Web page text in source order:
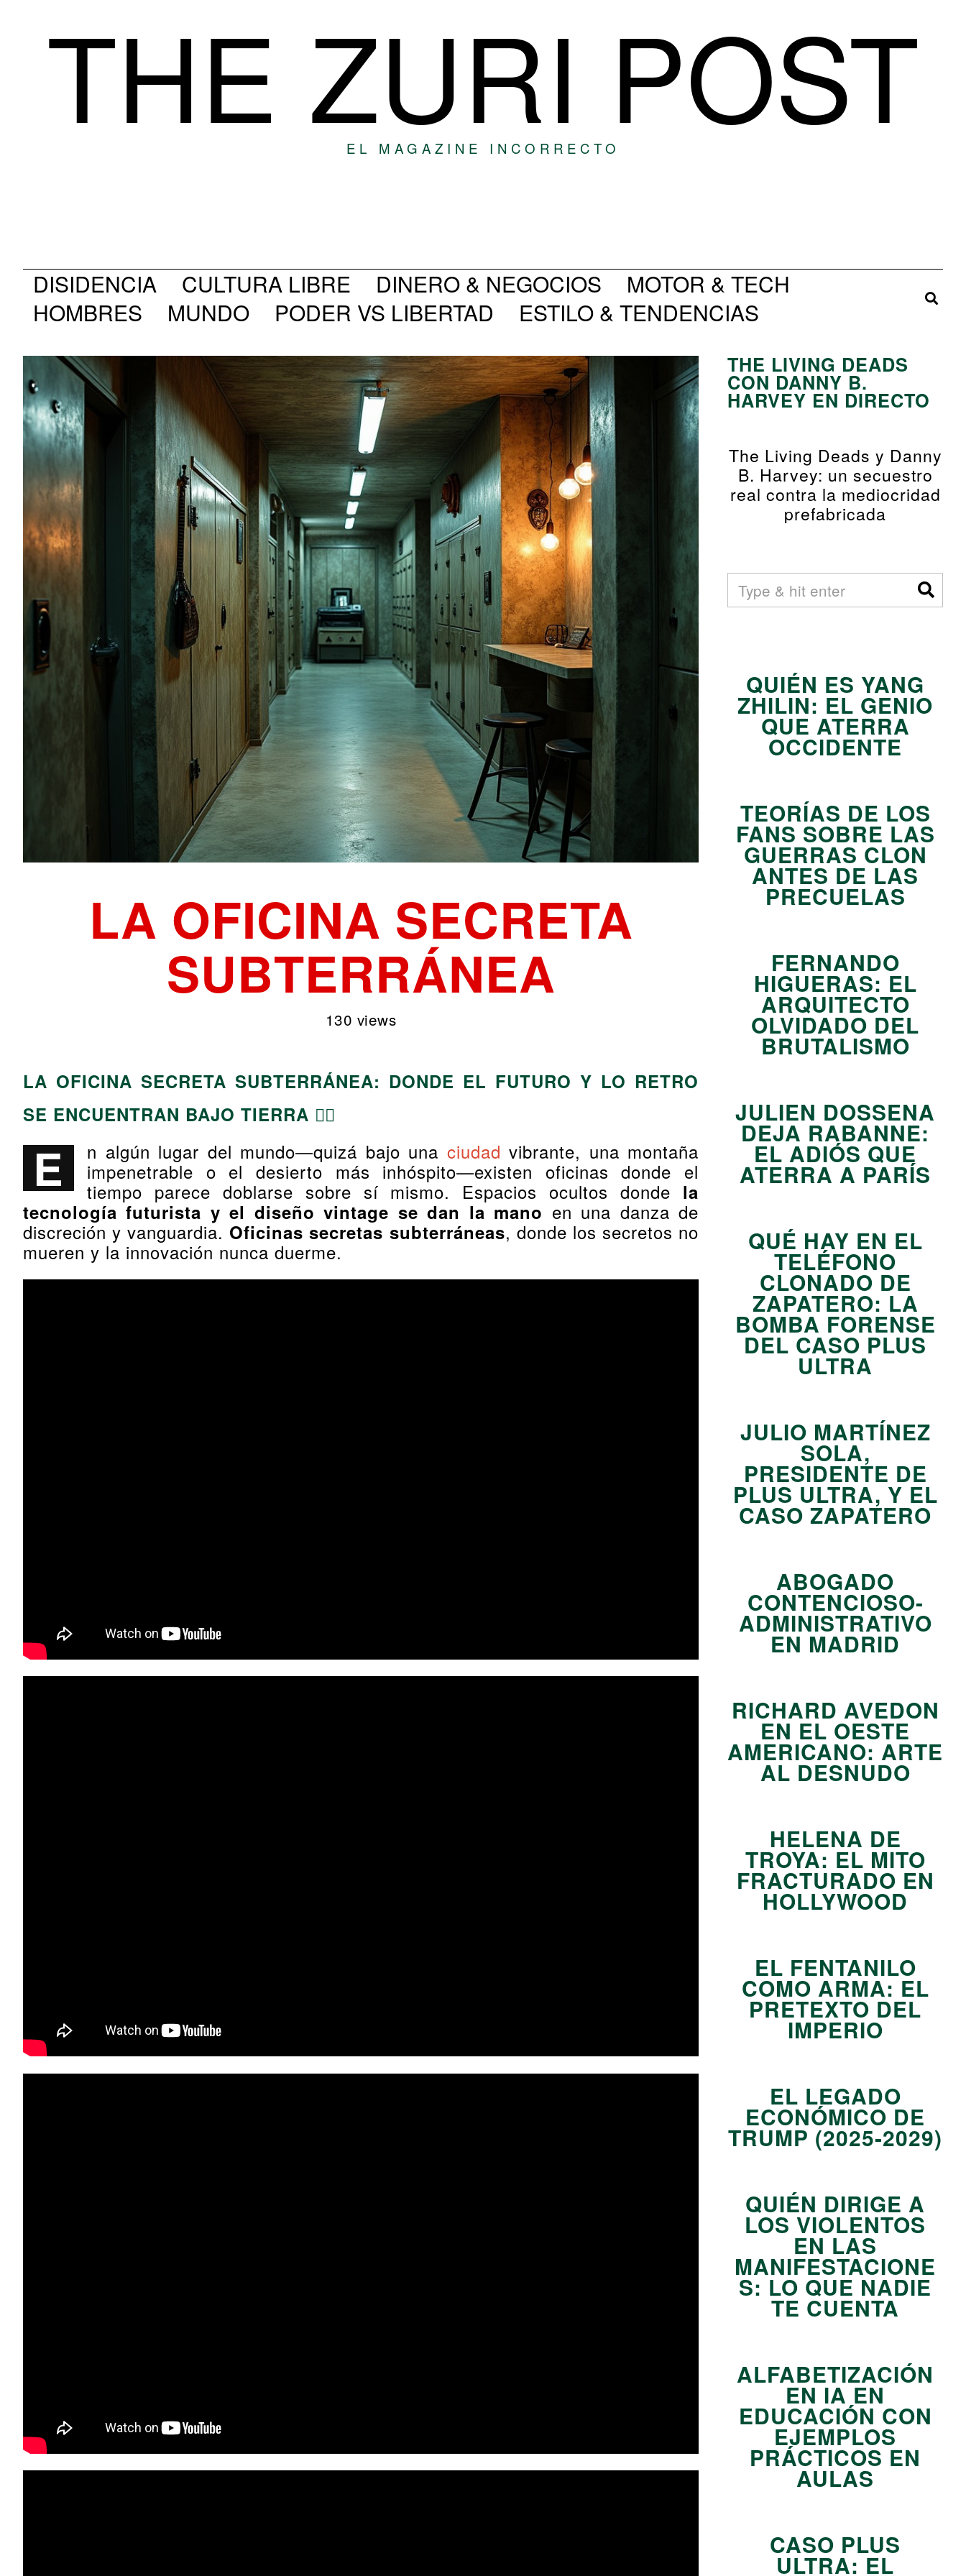
THE ZURI POST
EL MAGAZINE INCORRECTO
DISIDENCIA CULTURA LIBRE DINERO & NEGOCIOS
MOTOR & TECH
HOMBRES
MUNDO PODER VS LIBERTAD ESTILO & TENDENCIAS
LA OFICINA SECRETA
SUBTERRÁNEA
130 views
LA OFICINA SECRETA SUBTERRÁNEA: DONDE EL FUTURO Y LO RETRO
SE ENCUENTRAN BAJO TIERRA 🕵️‍♂️
E n algún lugar del mundo—quizá bajo una ciudad vibrante, una montaña
impenetrable o el desierto más inhóspito—existen oficinas donde el
tiempo parece doblarse sobre sí mismo. Espacios ocultos donde la
tecnología futurista y el diseño vintage se dan la mano en una danza de
discreción y vanguardia. Oficinas secretas subterráneas, donde los secretos no
mueren y la innovación nunca duerme.
THE LIVING DEADS
CON DANNY B.
HARVEY EN DIRECTO
The Living Deads y Danny
B. Harvey: un secuestro
real contra la mediocridad
prefabricada
QUIÉN ES YANG
ZHILIN: EL GENIO
QUE ATERRA
OCCIDENTE
02
TEORÍAS DE LOS
FANS SOBRE LAS
GUERRAS CLON
ANTES DE LAS
PRECUELAS
03
FERNANDO
HIGUERAS: EL
ARQUITECTO
OLVIDADO DEL
BRUTALISMO
04
JULIEN DOSSENA
DEJA RABANNE:
EL ADIÓS QUE
ATERRA A PARÍS
05
QUÉ HAY EN EL
TELÉFONO
CLONADO DE
ZAPATERO: LA
BOMBA FORENSE
DEL CASO PLUS
ULTRA
JULIO MARTÍNEZ
SOLA,
PRESIDENTE DE
PLUS ULTRA, Y EL
CASO ZAPATERO
07
ABOGADO
CONTENCIOSO-
ADMINISTRATIVO
EN MADRID08
RICHARD AVEDON
EN EL OESTE
AMERICANO: ARTE
AL DESNUDO
09
HELENA DE
TROYA: EL MITO
FRACTURADO EN
HOLLYWOOD
10
EL FENTANILO
COMO ARMA: EL
PRETEXTO DEL
IMPERIO
EL LEGADO
ECONÓMICO DE
TRUMP (2025-2029)
12
QUIÉN DIRIGE A
LOS VIOLENTOS
EN LAS
MANIFESTACIONE
S: LO QUE NADIE
TE CUENTA13
ALFABETIZACIÓN
EN IA EN
EDUCACIÓN CON
EJEMPLOS
PRÁCTICOS EN
AULAS
CASO PLUS
ULTRA: EL